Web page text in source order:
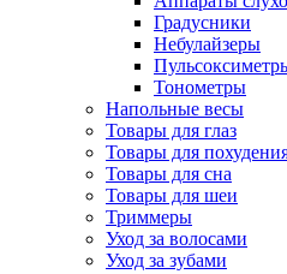
Градусники
Небулайзеры
Тонометры
Напольные весы
Товары для глаз
Товары для
Товары для сна
Товары для шеи
Триммеры
Уход за волосами
Уход за зубами